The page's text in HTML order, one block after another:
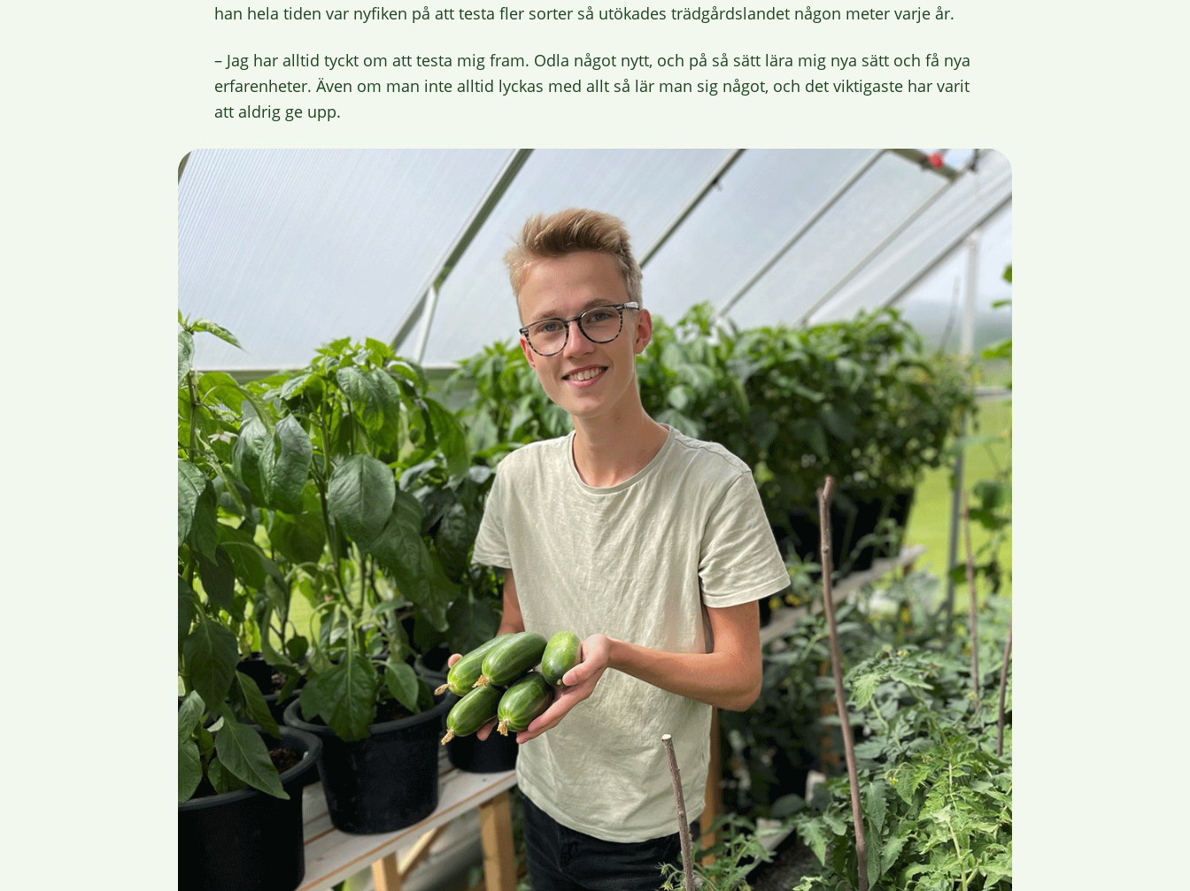
han hela tiden var nyfiken på att testa fler sorter så utökades trädgårdslandet någon meter varje år.
– Jag har alltid tyckt om att testa mig fram. Odla något nytt, och på så sätt lära mig nya sätt och få nya
erfarenheter. Även om man inte alltid lyckas med allt så lär man sig något, och det viktigaste har varit
att aldrig ge upp.